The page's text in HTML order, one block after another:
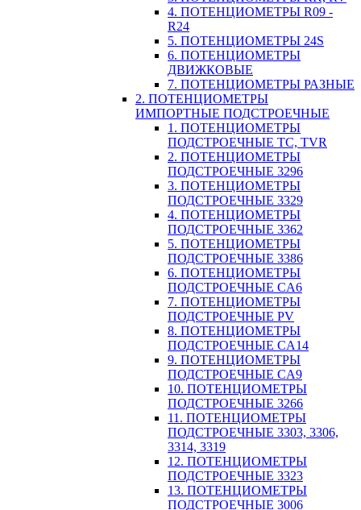
4. ПОТЕНЦИОМЕТРЫ R09 -
R24
5. ПОТЕНЦИОМЕТРЫ 24S
6. ПОТЕНЦИОМЕТРЫ
ДВИЖКОВЫЕ
7. ПОТЕНЦИОМЕТРЫ РАЗНЫЕ
2. ПОТЕНЦИОМЕТРЫ
ИМПОРТНЫЕ ПОДСТРОЕЧНЫЕ
1. ПОТЕНЦИОМЕТРЫ
ПОДСТРОЕЧНЫЕ TC, TVR
2. ПОТЕНЦИОМЕТРЫ
ПОДСТРОЕЧНЫЕ 3296
3. ПОТЕНЦИОМЕТРЫ
ПОДСТРОЕЧНЫЕ 3329
4. ПОТЕНЦИОМЕТРЫ
ПОДСТРОЕЧНЫЕ 3362
5. ПОТЕНЦИОМЕТРЫ
ПОДСТРОЕЧНЫЕ 3386
6. ПОТЕНЦИОМЕТРЫ
ПОДСТРОЕЧНЫЕ CA6
7. ПОТЕНЦИОМЕТРЫ
ПОДСТРОЕЧНЫЕ PV
8. ПОТЕНЦИОМЕТРЫ
ПОДСТРОЕЧНЫЕ CA14
9. ПОТЕНЦИОМЕТРЫ
ПОДСТРОЕЧНЫЕ CA9
10. ПОТЕНЦИОМЕТРЫ
ПОДСТРОЕЧНЫЕ 3266
11. ПОТЕНЦИОМЕТРЫ
ПОДСТРОЕЧНЫЕ 3303, 3306,
3314, 3319
12. ПОТЕНЦИОМЕТРЫ
ПОДСТРОЕЧНЫЕ 3323
13. ПОТЕНЦИОМЕТРЫ
ПОДСТРОЕЧНЫЕ 3006